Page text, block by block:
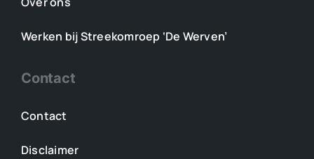
Werken bij Streekomroep ‘De Werven’
Contact
Contact
Disclaimer